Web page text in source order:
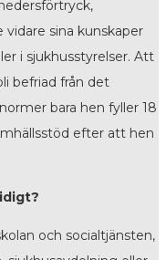
sina kunskaper
i sjukhusstyrelser. Att
befriad från det
bara hen fyller 18
efter att hen
och socialtjänsten,